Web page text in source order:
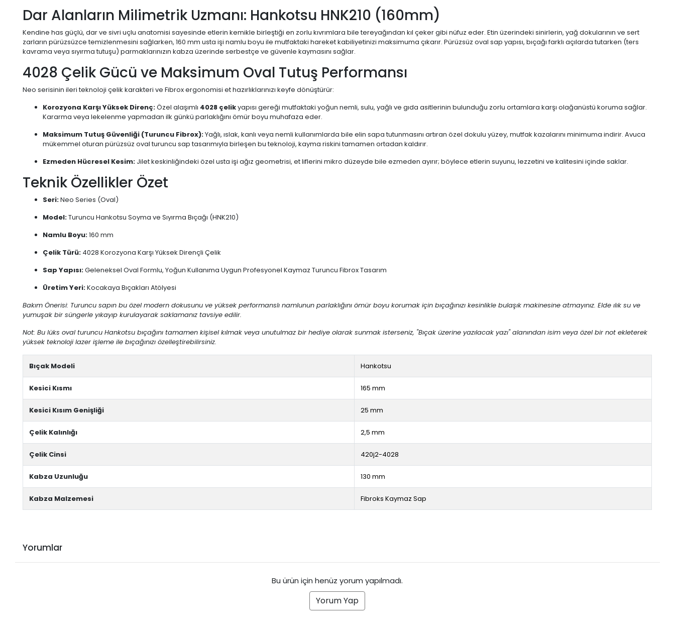
Dar Alanların Milimetrik Uzmanı: Hankotsu HNK210 (160mm)
Kendine has güçlü, dar ve sivri uçlu anatomisi sayesinde etlerin kemikle birleştiği en zorlu kıvrımlara bile tereyağından kıl çeker gibi nüfuz eder. Etin üzerindeki sinirlerin, yağ dokularının ve sert
zarların pürüzsüzce temizlenmesini sağlarken, 160 mm usta işi namlu boyu ile mutfaktaki hareket kabiliyetinizi maksimuma çıkarır. Pürüzsüz oval sap yapısı, bıçağı farklı açılarda tutarken (ters
kavrama veya sıyırma tutuşu) parmaklarınızın kabza üzerinde serbestçe ve güvenle kaymasını sağlar.
4028 Çelik Gücü ve Maksimum Oval Tutuş Performansı
Neo serisinin ileri teknoloji çelik karakteri ve Fibrox ergonomisi et hazırlıklarınızı keyfe dönüştürür:
Korozyona Karşı Yüksek Direnç:Özel alaşımlı 4028 çelikyapısı gereği mutfaktaki yoğun nemli, sulu, yağlı ve gıda asitlerinin bulunduğu zorlu ortamlara karşı olağanüstü koruma sağlar.
Kararma veya lekelenme yapmadan ilk günkü parlaklığını ömür boyu muhafaza eder.
Maksimum Tutuş Güvenliği (Turuncu Fibrox):Yağlı, ıslak, kanlı veya nemli kullanımlarda bile elin sapa tutunmasını artıran özel dokulu yüzey, mutfak kazalarını minimuma indirir. Avuca
mükemmel oturan pürüzsüz oval turuncu sap tasarımıyla birleşen bu teknoloji, kayma riskini tamamen ortadan kaldırır.
Ezmeden Hücresel Kesim: Jilet keskinliğindeki özel usta işi ağız geometrisi, et liflerini mikro düzeyde bile ezmeden ayırır; böylece etlerin suyunu, lezzetini ve kalitesini içinde saklar.
Teknik Özellikler Özet
Seri:Neo Series (Oval)
Model:Turuncu Hankotsu Soyma ve Sıyırma Bıçağı (HNK210)
Namlu Boyu:160 mm
Çelik Türü: 4028 Korozyona Karşı Yüksek Dirençli Çelik
Sap Yapısı:Geleneksel Oval Formlu, Yoğun Kullanıma Uygun Profesyonel Kaymaz Turuncu Fibrox Tasarım
Üretim Yeri:Kocakaya Bıçakları Atölyesi
Bakım Önerisi: Turuncu sapın bu özel modern dokusunu ve yüksek performanslı namlunun parlaklığını ömür boyu korumak için bıçağınızı kesinlikle bulaşık makinesine atmayınız. Elde ılık su ve
yumuşak bir süngerle yıkayıp kurulayarak saklamanız tavsiye edilir.
Not: Bu lüks oval turuncu Hankotsu bıçağını tamamen kişisel kılmak veya unutulmaz bir hediye olarak sunmak isterseniz, "Bıçak üzerine yazılacak yazı" alanından isim veya özel bir not ekleterek
yüksek teknoloji lazer işleme ile bıçağınızı özelleştirebilirsiniz.
Bıçak Modeli Hankotsu
Kesici Kısmı 165 mm
Kesici Kısım Genişliği 25 mm
Çelik Kalınlığı 2,5 mm
Çelik Cinsi 420j2-4028
Kabza Uzunluğu 130 mm
Kabza Malzemesi Fibroks Kaymaz Sap
Yorumlar
Bu ürün için henüz yorum yapılmadı.
Yorum Yap